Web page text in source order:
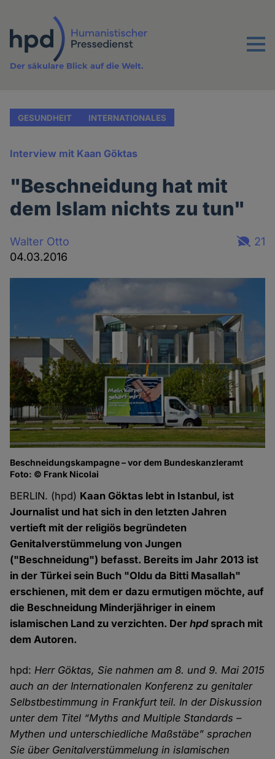
Inhalt
Menu
Der säkulare Blick auf die Welt.
GESUNDHEIT INTERNATIONALES
Interview mit Kaan Göktas
"Beschneidung hat mit
dem Islam nichts zu tun"
Walter Otto
04.03.2016
21
Beschneidungskampagne – vor dem Bundeskanzleramt
Foto: © Frank Nicolai
BERLIN. (hpd) Kaan Göktas lebt in Istanbul, ist
Journalist und hat sich in den letzten Jahren
vertieft mit der religiös begründeten
Genitalverstümmelung von Jungen
("Beschneidung") befasst. Bereits im Jahr 2013 ist
in der Türkei sein Buch "Oldu da Bitti Masallah"
erschienen, mit dem er dazu ermutigen möchte, auf
die Beschneidung Minderjähriger in einem
islamischen Land zu verzichten. Derhpdsprach mit
dem Autoren.
hpd:Herr Göktas, Sie nahmen am 8. und 9. Mai 2015
auch an der Internationalen Konferenz zu genitaler
Selbstbestimmung in Frankfurt teil. In der Diskussion
unter dem Titel “Myths and Multiple Standards –
Mythen und unterschiedliche Maßstäbe” sprachen
Sie über Genitalverstümmelung in islamischen